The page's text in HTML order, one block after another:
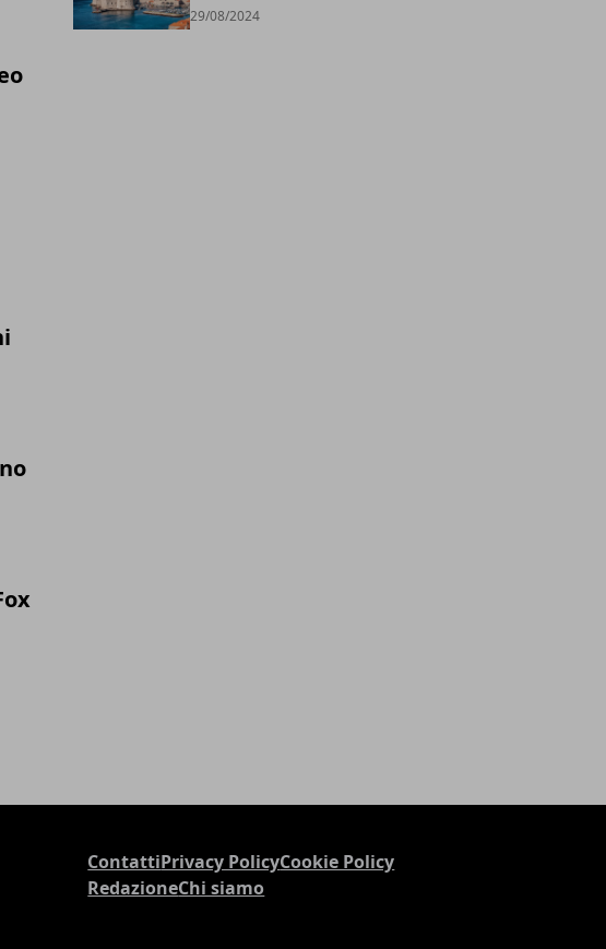
29/08/2024
ContattiPrivacy PolicyCookie Policy
RedazioneChi siamo